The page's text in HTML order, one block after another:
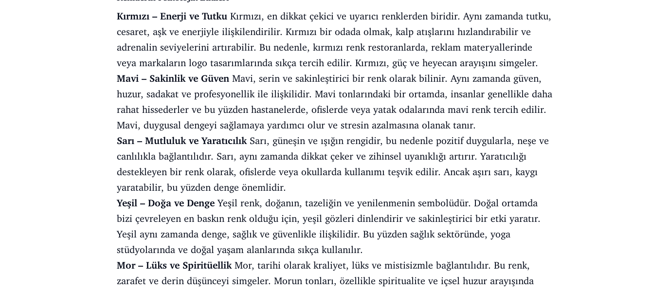
Kırmızı – Enerji ve Tutku Kırmızı, en dikkat çekici ve uyarıcı renklerden biridir. Aynı zamanda tutku,
cesaret, aşk ve enerjiyle ilişkilendirilir. Kırmızı bir odada olmak, kalp atışlarını hızlandırabilir ve
adrenalin seviyelerini artırabilir. Bu nedenle, kırmızı renk restoranlarda, reklam materyallerinde
veya markaların logo tasarımlarında sıkça tercih edilir. Kırmızı, güç ve heyecan arayışını simgeler.
Mavi – Sakinlik ve Güven Mavi, serin ve sakinleştirici bir renk olarak bilinir. Aynı zamanda güven,
huzur, sadakat ve profesyonellik ile ilişkilidir. Mavi tonlarındaki bir ortamda, insanlar genellikle daha
rahat hissederler ve bu yüzden hastanelerde, ofislerde veya yatak odalarında mavi renk tercih edilir.
Mavi, duygusal dengeyi sağlamaya yardımcı olur ve stresin azalmasına olanak tanır.
Sarı – Mutluluk ve YaratıcılıkSarı, güneşin ve ışığın rengidir, bu nedenle pozitif duygularla, neşe ve
canlılıkla bağlantılıdır. Sarı, aynı zamanda dikkat çeker ve zihinsel uyanıklığı artırır. Yaratıcılığı
destekleyen bir renk olarak, ofislerde veya okullarda kullanımı teşvik edilir. Ancak aşırı sarı, kaygı
yaratabilir, bu yüzden denge önemlidir.
Yeşil – Doğa ve Denge Yeşil renk, doğanın, tazeliğin ve yenilenmenin sembolüdür. Doğal ortamda
bizi çevreleyen en baskın renk olduğu için, yeşil gözleri dinlendirir ve sakinleştirici bir etki yaratır.
Yeşil aynı zamanda denge, sağlık ve güvenlikle ilişkilidir. Bu yüzden sağlık sektöründe, yoga
stüdyolarında ve doğal yaşam alanlarında sıkça kullanılır.
Mor – Lüks ve SpiritüellikMor, tarihi olarak kraliyet, lüks ve mistisizmle bağlantılıdır. Bu renk,
zarafet ve derin düşünceyi simgeler. Morun tonları, özellikle spiritualite ve içsel huzur arayışında